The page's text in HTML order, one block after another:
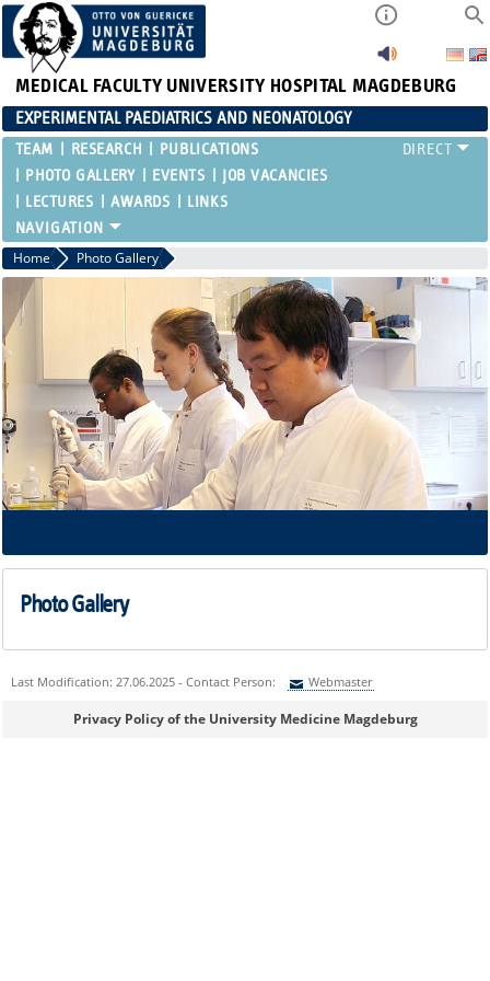
MEDICAL FACULTY UNIVERSITY HOSPITAL MAGDEBURG
EXPERIMENTAL PAEDIATRICS AND NEONATOLOGY
TEAM RESEARCH
PUBLICATIONS
PHOTO GALLERY
EVENTS
JOB VACANCIES
LECTURES
AWARDS LINKS
Home Photo Gallery
Photo Gallery
Last Modification: 27.06.2025 - Contact Person: Webmaster
Sie können eine Nachricht versenden an:Webmaster
Privacy Policy of the University Medicine Magdeburg